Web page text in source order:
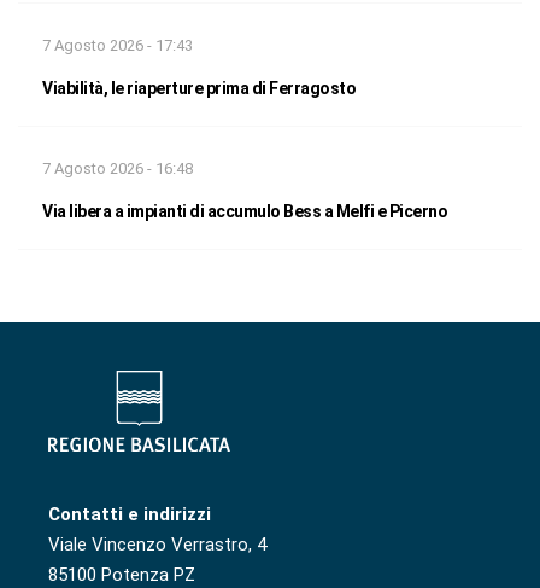
7 Agosto 2026 - 17:43
Viabilità, le riaperture prima di Ferragosto
7 Agosto 2026 - 16:48
Via libera a impianti di accumulo Bess a Melfi e Picerno
Contatti e indirizzi
Viale Vincenzo Verrastro, 4
85100 Potenza PZ